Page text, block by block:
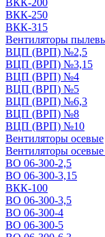
ВКК-200
ВКК-250
ВКК-315
Вентиляторы
ВЦП (ВРП) №2,5
ВЦП (ВРП) №3,15
ВЦП (ВРП) №4
ВЦП (ВРП) №5
ВЦП (ВРП) №6,3
ВЦП (ВРП) №8
ВЦП (ВРП) №10
Вентиляторы осевые
Вентиляторы
ВО 06-300-2,5
ВО 06-300-3,15
ВКК-100
ВО 06-300-3,5
ВО 06-300-4
ВО 06-300-5